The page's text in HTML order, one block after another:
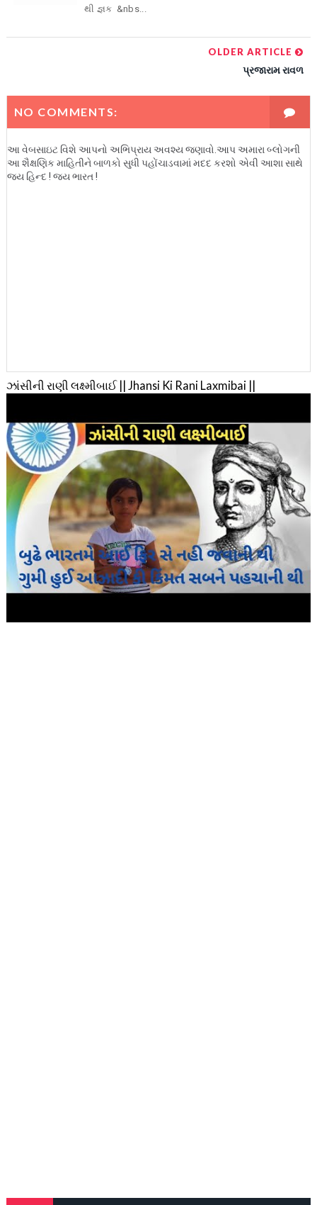
થી જ્ઞક &nbs...
OLDER ARTICLE
પ્રજારામ રાવળ
NO COMMENTS:
આ વેબસાઇટ વિશે આપનો અભિપ્રાય અવશ્ય જણાવો.આપ અમારા બ્લોગની
આ શૈક્ષણિક માહિતીને બાળકો સુધી પહોંચાડવામાં મદદ કરશો એવી આશા સાથે
જય હિન્દ ! જય ભારત !
ઝાંસીની રાણી લક્ષ્મીબાઈ || Jhansi Ki Rani Laxmibai ||